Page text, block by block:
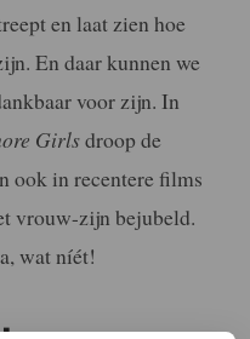
en laat zien hoe
En daar kunnen we
voor zijn. In
Girlsdroop de
ook in recentere films
vrouw-zijn bejubeld.
wat níét!